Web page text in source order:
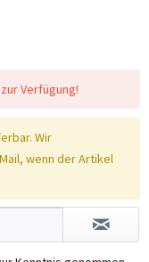
Verfügung!
Wir
wenn der Artikel